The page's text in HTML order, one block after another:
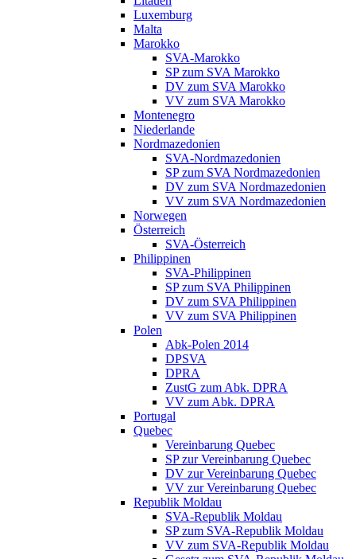
Luxemburg
Malta
Marokko
SVA-Marokko
SP zum SVA Marokko
DV zum SVA Marokko
VV zum SVA Marokko
Montenegro
Niederlande
Nordmazedonien
SVA-Nordmazedonien
SP zum SVA Nordmazedonien
DV zum SVA Nordmazedonien
VV zum SVA Nordmazedonien
Norwegen
Österreich
SVA-Österreich
Philippinen
SVA-Philippinen
SP zum SVA Philippinen
DV zum SVA Philippinen
VV zum SVA Philippinen
Polen
Abk-Polen 2014
DPSVA
DPRA
ZustG zum Abk. DPRA
VV zum Abk. DPRA
Portugal
Quebec
Vereinbarung Quebec
SP zur Vereinbarung Quebec
DV zur Vereinbarung Quebec
VV zur Vereinbarung Quebec
Republik Moldau
SVA-Republik Moldau
SP zum SVA-Republik Moldau
VV zum SVA-Republik Moldau